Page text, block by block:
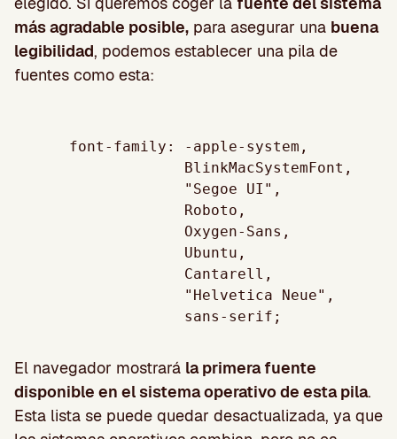
más agradable posible, para asegurar una buena
legibilidad, podemos establecer una pila de
fuentes como esta:
El navegador mostrará la primera fuente
disponible en el sistema operativo de esta pila.
Esta lista se puede quedar desactualizada, ya que